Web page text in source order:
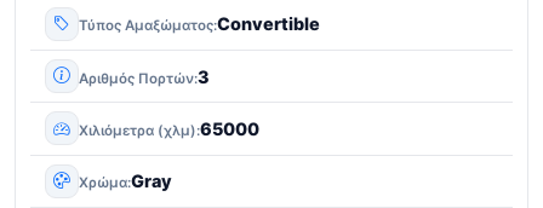
Τύπος Αμαξώματος Convertible
Αριθμός Πορτών 3
Χιλιόμετρα (χλμ) 65000
Χρώμα Gray